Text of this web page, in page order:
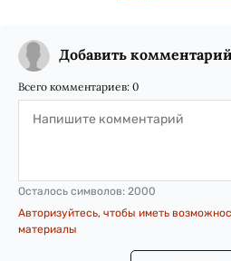
Добавить комментарий
Всего комментариев: 0
Осталось символов: 2000
Авторизуйтесь, чтобы иметь
материалы